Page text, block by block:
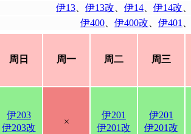
伊13
伊13改 伊14 伊14改
伊400
伊400改 伊401
周日 周一 周二 周三
伊203
伊203改
×
伊201
伊201改
伊201
伊201改